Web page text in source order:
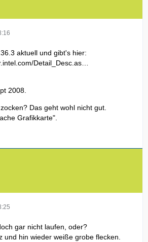
aktuell und gibt's hier:
Detail_Desc.as…
2008.
Das geht wohl nicht gut.
Grafikkarte".
gar nicht laufen, oder?
und hin wieder weiße grobe flecken.